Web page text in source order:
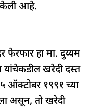
केली आहे.
फेरफार हा मा. दुय्यम
खरेदी दस्त
ऑक्टोबर १९९१ च्या
असून, तो खरेदी